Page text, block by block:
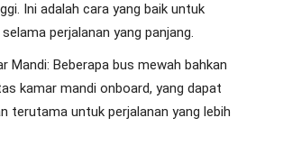
Ini adalah cara yang baik untuk
perjalanan yang panjang.
Mandi: Beberapa bus mewah bahkan
kamar mandi onboard, yang dapat
terutama untuk perjalanan yang lebih